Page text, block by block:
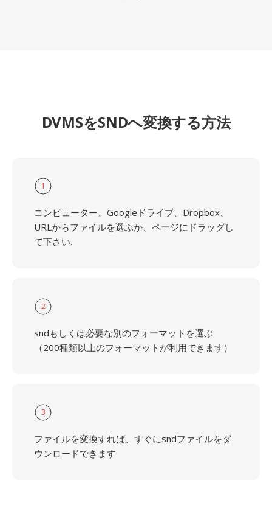
DVMSをSNDへ変換する方法
1
コンピューター、Googleドライブ、Dropbox、
URLからファイルを選ぶか、ページにドラッグし
て下さい.
2
sndもしくは必要な別のフォーマットを選ぶ
（200種類以上のフォーマットが利用できます）
3
ファイルを変換すれば、すぐにsndファイルをダ
ウンロードできます